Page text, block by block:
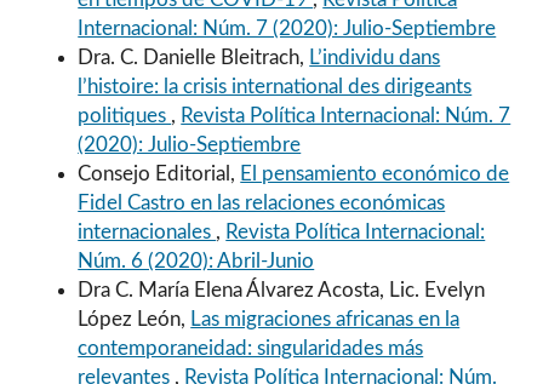
Internacional: Núm. 7 (2020): Julio-Septiembre
Dra. C. Danielle Bleitrach, L’individu dans
l’histoire: la crisis international des dirigeants
politiques , Revista Política Internacional: Núm. 7
(2020): Julio-Septiembre
Consejo Editorial, El pensamiento económico de
Fidel Castro en las relaciones económicas
internacionales , Revista Política Internacional:
Núm. 6 (2020): Abril-Junio
Dra C. María Elena Álvarez Acosta, Lic. Evelyn
López León, Las migraciones africanas en la
contemporaneidad: singularidades más
relevantes , Revista Política Internacional: Núm.